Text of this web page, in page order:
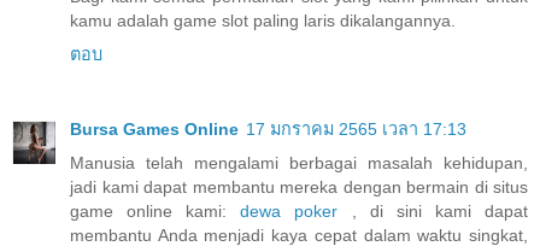
kamu adalah game slot paling laris dikalangannya.
ตอบ
Bursa Games Online 17 มกราคม 2565 เวลา 17:13
Manusia telah mengalami berbagai masalah kehidupan,
jadi kami dapat membantu mereka dengan bermain di situs
game online kami:dewa poker , di sini kami dapat
membantu Anda menjadi kaya cepat dalam waktu singkat,